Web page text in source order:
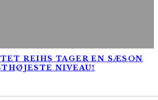
REIHS TAGER EN SÆSON
NIVEAU!